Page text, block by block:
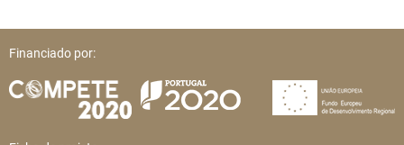
Financiado por: